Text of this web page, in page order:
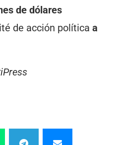
de dólares
de acción política a